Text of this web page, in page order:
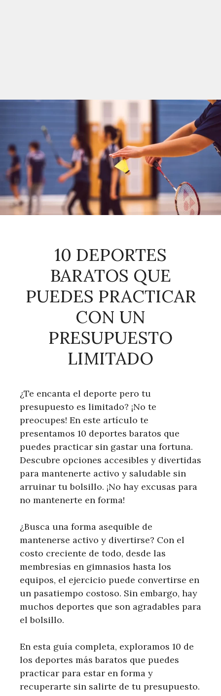
10 DEPORTES
BARATOS QUE
PUEDES PRACTICAR
CON UN
PRESUPUESTO
LIMITADO
¿Te encanta el deporte pero tu
presupuesto es limitado? ¡No te
preocupes! En este artículo te
presentamos 10 deportes baratos que
puedes practicar sin gastar una fortuna.
Descubre opciones accesibles y divertidas
para mantenerte activo y saludable sin
arruinar tu bolsillo. ¡No hay excusas para
no mantenerte en forma!
¿Busca una forma asequible de
mantenerse activo y divertirse? Con el
costo creciente de todo, desde las
membresías en gimnasios hasta los
equipos, el ejercicio puede convertirse en
un pasatiempo costoso. Sin embargo, hay
muchos deportes que son agradables para
el bolsillo.
En esta guía completa, exploramos 10 de
los deportes más baratos que puedes
practicar para estar en forma y
recuperarte sin salirte de tu presupuesto.